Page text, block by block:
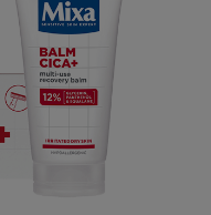
kopie všechna
právech,
těmito
znění.
prodeji, nebo
jeho část přes